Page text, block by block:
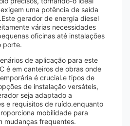
uma potência de saída
gerador de energia diesel
várias necessidades
oficinas até instalações
porte.
de aplicação para este
é em canteiros de obras onde
é crucial.e tipos de
de instalação versáteis,
seja adaptado a
e requisitos de ruído.enquanto
mobilidade para
mudanças frequentes.